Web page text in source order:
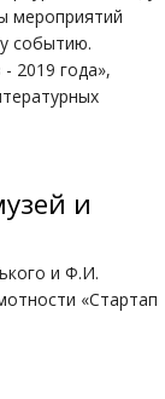
мероприятий
событию.
2019 года»,
и
и Ф.И.
«Стартап